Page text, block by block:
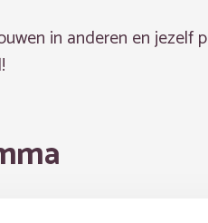
in anderen en